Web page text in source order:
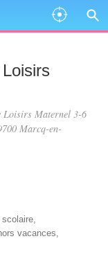
Loisirs Maternel 3-6
Marcq-en-
scolaire,
vacances,